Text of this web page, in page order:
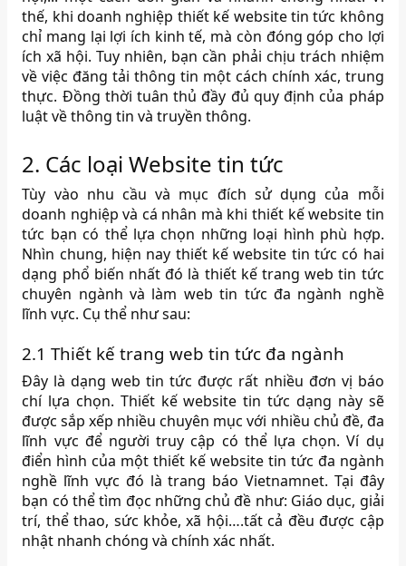
thế, khi doanh nghiệp thiết kế website tin tức không
chỉ mang lại lợi ích kinh tế, mà còn đóng góp cho lợi
ích xã hội. Tuy nhiên, bạn cần phải chịu trách nhiệm
về việc đăng tải thông tin một cách chính xác, trung
thực. Đồng thời tuân thủ đầy đủ quy định của pháp
luật về thông tin và truyền thông.
2. Các loại Website tin tức
Tùy vào nhu cầu và mục đích sử dụng của mỗi
doanh nghiệp và cá nhân mà khi thiết kế website tin
tức bạn có thể lựa chọn những loại hình phù hợp.
Nhìn chung, hiện nay thiết kế website tin tức có hai
dạng phổ biến nhất đó là thiết kế trang web tin tức
chuyên ngành và làm web tin tức đa ngành nghề
lĩnh vực. Cụ thể như sau:
2.1 Thiết kế trang web tin tức đa ngành
Đây là dạng web tin tức được rất nhiều đơn vị báo
chí lựa chọn. Thiết kế website tin tức dạng này sẽ
được sắp xếp nhiều chuyên mục với nhiều chủ đề, đa
lĩnh vực để người truy cập có thể lựa chọn. Ví dụ
điển hình của một thiết kế website tin tức đa ngành
nghề lĩnh vực đó là trang báo Vietnamnet. Tại đây
bạn có thể tìm đọc những chủ đề như: Giáo dục, giải
trí, thể thao, sức khỏe, xã hội….tất cả đều được cập
nhật nhanh chóng và chính xác nhất.